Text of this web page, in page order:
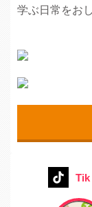
学ぶ日常をお
Tik